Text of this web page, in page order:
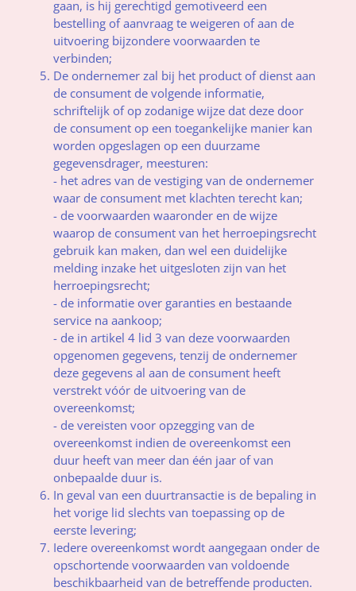
gaan, is hij gerechtigd gemotiveerd een
bestelling of aanvraag te weigeren of aan de
uitvoering bijzondere voorwaarden te
verbinden;
De ondernemer zal bij het product of dienst aan
de consument de volgende informatie,
schriftelijk of op zodanige wijze dat deze door
de consument op een toegankelijke manier kan
worden opgeslagen op een duurzame
gegevensdrager, meesturen:
- het adres van de vestiging van de ondernemer
waar de consument met klachten terecht kan;
- de voorwaarden waaronder en de wijze
waarop de consument van het herroepingsrecht
gebruik kan maken, dan wel een duidelijke
melding inzake het uitgesloten zijn van het
herroepingsrecht;
- de informatie over garanties en bestaande
service na aankoop;
- de in artikel 4 lid 3 van deze voorwaarden
opgenomen gegevens, tenzij de ondernemer
deze gegevens al aan de consument heeft
verstrekt vóór de uitvoering van de
overeenkomst;
- de vereisten voor opzegging van de
overeenkomst indien de overeenkomst een
duur heeft van meer dan één jaar of van
onbepaalde duur is.
In geval van een duurtransactie is de bepaling in
het vorige lid slechts van toepassing op de
eerste levering;
Iedere overeenkomst wordt aangegaan onder de
opschortende voorwaarden van voldoende
beschikbaarheid van de betreffende producten.